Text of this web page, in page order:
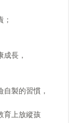
長，
製的習慣，
育上放縱孩